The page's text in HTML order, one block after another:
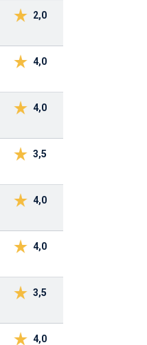
2,0
4,0
4,0
3,5
4,0
4,0
3,5
4,0